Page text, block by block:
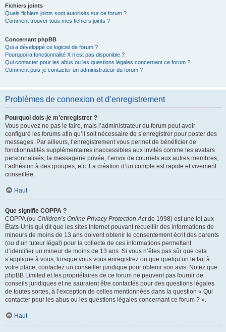
Fichiers joints
Quels fichiers joints sont autorisés sur ce forum ?
Comment trouver tous mes fichiers joints ?
Concernant phpBB
Qui a développé ce logiciel de forum ?
Pourquoi la fonctionnalité X n’est pas disponible ?
Qui contacter pour les abus ou les questions légales concernant ce forum ?
Comment puis-je contacter un administrateur du forum ?
Problèmes de connexion et d’enregistrement
Pourquoi dois-je m’enregistrer ?
Vous pouvez ne pas le faire, mais l’administrateur du forum peut avoir
configuré les forums afin qu’il soit nécessaire de s’enregistrer pour poster des
messages. Par ailleurs, l’enregistrement vous permet de bénéficier de
fonctionnalités supplémentaires inaccessibles aux invités comme les avatars
personnalisés, la messagerie privée, l’envoi de courriels aux autres membres,
l’adhésion à des groupes, etc. La création d’un compte est rapide et vivement
conseillée.
Haut
Que signifie COPPA ?
COPPA (ou Children’s Online Privacy Protection Actde 1998) est une loi aux
États-Unis qui dit que les sites Internet pouvant recueillir des informations de
mineurs de moins de 13 ans doivent obtenir le consentement écrit des parents
(ou d’un tuteur légal) pour la collecte de ces informations permettant
d’identifier un mineur de moins de 13 ans. Si vous n’êtes pas sûr que cela
s’applique à vous, lorsque vous vous enregistrez ou que quelqu’un le fait à
votre place, contactez un conseiller juridique pour obtenir son avis. Notez que
phpBB Limited et les propriétaires de ce forum ne peuvent pas fournir de
conseils juridiques et ne sauraient être contactés pour des questions légales
de toutes sortes, à l’exception de celles mentionnées dans la question « Qui
contacter pour les abus ou les questions légales concernant ce forum ? ».
Haut